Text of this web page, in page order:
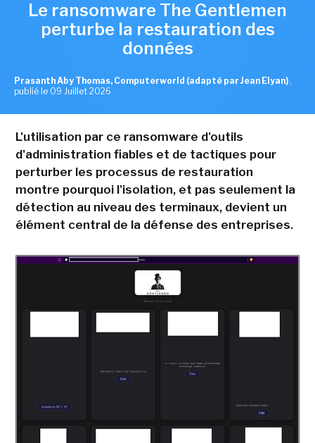
Le ransomware The Gentlemen
perturbe la restauration des
données
Prasanth Aby Thomas, Computerworld (adapté par Jean Elyan) ,
publié le 09 Juillet 2026
L'utilisation par ce ransomware d'outils
d'administration fiables et de tactiques pour
perturber les processus de restauration
montre pourquoi l'isolation, et pas seulement la
détection au niveau des terminaux, devient un
élément central de la défense des entreprises.